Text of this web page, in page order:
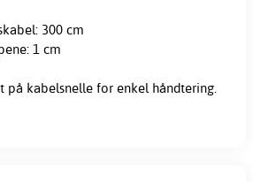
300 cm
1 cm
på kabelsnelle for enkel håndtering.